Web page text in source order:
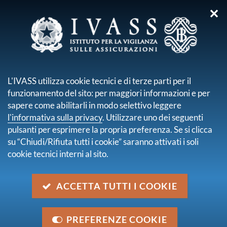
sei qui:
Risultati della ricerca
Trova contenuto
all'interno di
Atti, Seminari e Convegni
dove
Nel titolo e nella descrizione
con data
2015
trovati12elementi.
pagina 1 di 2
✕
L'IVASS utilizza cookie tecnici e di terze parti per il
funzionamento del sito: per maggiori informazioni e per
sapere come abilitarli in modo selettivo leggere
l'informativa sulla privacy. Utilizzare uno dei seguenti
pulsanti per esprimere la propria preferenza. Se si clicca
su “Chiudi/Rifiuta tutti i cookie” saranno attivati i soli
cookie tecnici interni al sito.
ACCETTA TUTTI I COOKIE
PREFERENZE COOKIE